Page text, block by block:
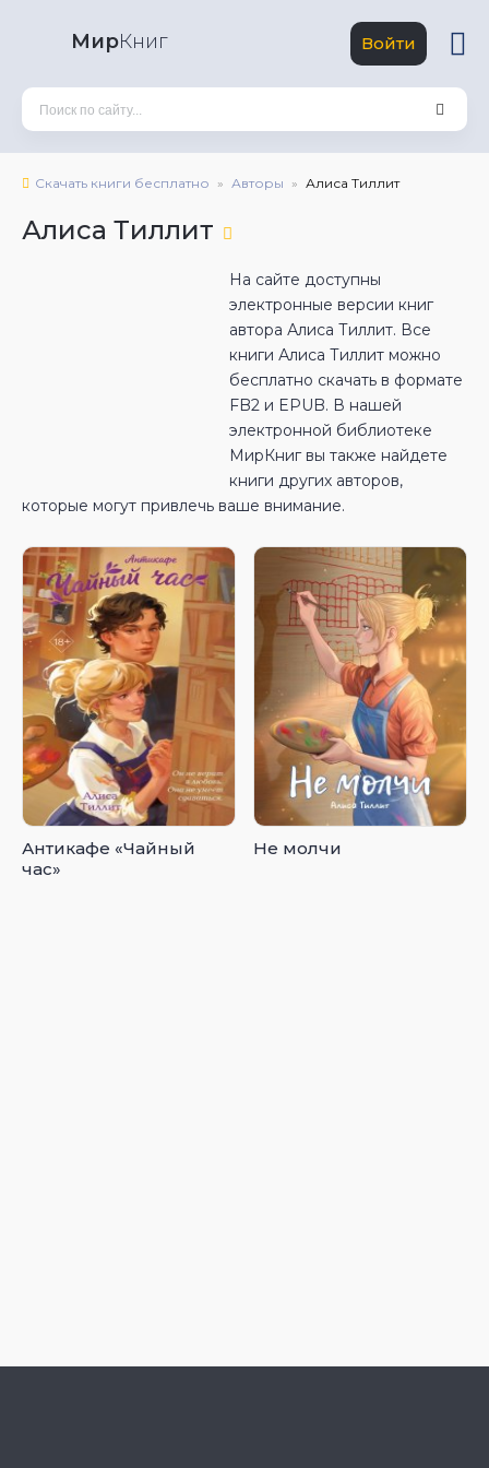
МирКниг Войти
Скачать книги бесплатно Авторы Алиса Тиллит
Алиса Тиллит
На сайте доступны
электронные версии книг
автора Алиса Тиллит. Все
книги Алиса Тиллит можно
бесплатно скачать в формате
FB2 и EPUB. В нашей
электронной библиотеке
МирКниг вы также найдете
книги других авторов,
которые могут привлечь ваше внимание.
Антикафе «Чайный
час»
Не молчи